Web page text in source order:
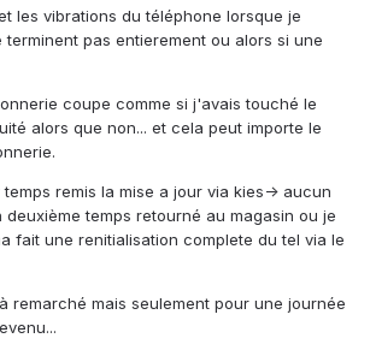
les vibrations du téléphone lorsque je
pas entierement ou alors si une
coupe comme si j'avais touché le
alors que non... et cela peut importe le
remis la mise a jour via kies-> aucun
deuxième temps retourné au magasin ou je
fait une renitialisation complete du tel via le
remarché mais seulement pour une journée